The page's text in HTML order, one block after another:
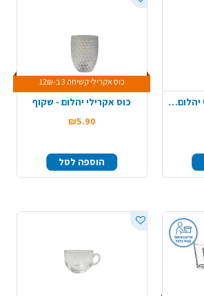
גביע שמפנייה אקרילי יהלום - אפור
כוס אקרילי קשיחה 3 ב-12₪
כוס אקרילי יהלום - שקוף
₪5.90
הוספה לסל